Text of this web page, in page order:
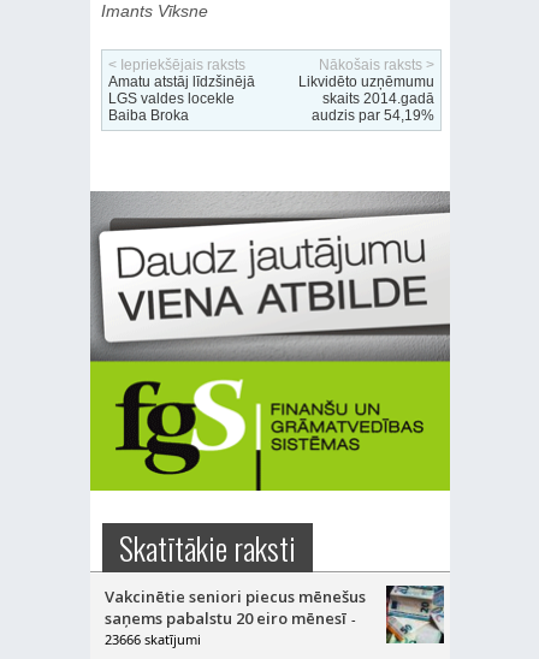
Imants Vīksne
< Iepriekšējais raksts
Amatu atstāj līdzšinējā
LGS valdes locekle
Baiba Broka
Nākošais raksts >
Likvidēto uzņēmumu
skaits 2014.gadā
audzis par 54,19%
Skatītākie raksti
Vakcinētie seniori piecus mēnešus
saņems pabalstu 20 eiro mēnesī -
23666 skatījumi